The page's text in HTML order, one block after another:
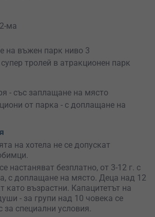
за дете.
на атракционния парк “Не се
въжени парка, алпийска стена, два
от 5-6 г. до 11-12 г., и е
35 метра. Големият атракционен
тролей 55 метраи алпийска стена с
от начинаещи ентусиасти до
и се потопи в дивата природа.
си и си подари едно незабравимо
от града.
ма
на въжен парк ниво 3
тролей в атракционен парк
- със заплащане на място
от парка - с доплащане на
на хотела не се допускат
настаняват безплатно, от 3-12 г. с
с доплащане на място. Деца над 12
като възрастни. Капацитетът на
- за групи над 10 човека се
за специални условия.